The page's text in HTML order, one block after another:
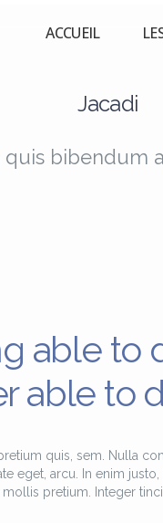
ACCUEIL
Jacadi
bibendum
able to
able to
quis, sem. Nulla
eget, arcu. In enim justo,
pretium. Integer